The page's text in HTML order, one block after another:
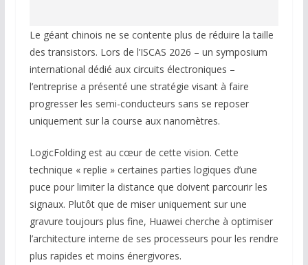
Le géant chinois ne se contente plus de réduire la taille
des transistors. Lors de l’ISCAS 2026 – un symposium
international dédié aux circuits électroniques –
l’entreprise a présenté une stratégie visant à faire
progresser les semi-conducteurs sans se reposer
uniquement sur la course aux nanomètres.
LogicFolding est au cœur de cette vision. Cette
technique « replie » certaines parties logiques d’une
puce pour limiter la distance que doivent parcourir les
signaux. Plutôt que de miser uniquement sur une
gravure toujours plus fine, Huawei cherche à optimiser
l’architecture interne de ses processeurs pour les rendre
plus rapides et moins énergivores.